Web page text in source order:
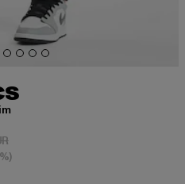
Aktionspreis: 69,99 EUR